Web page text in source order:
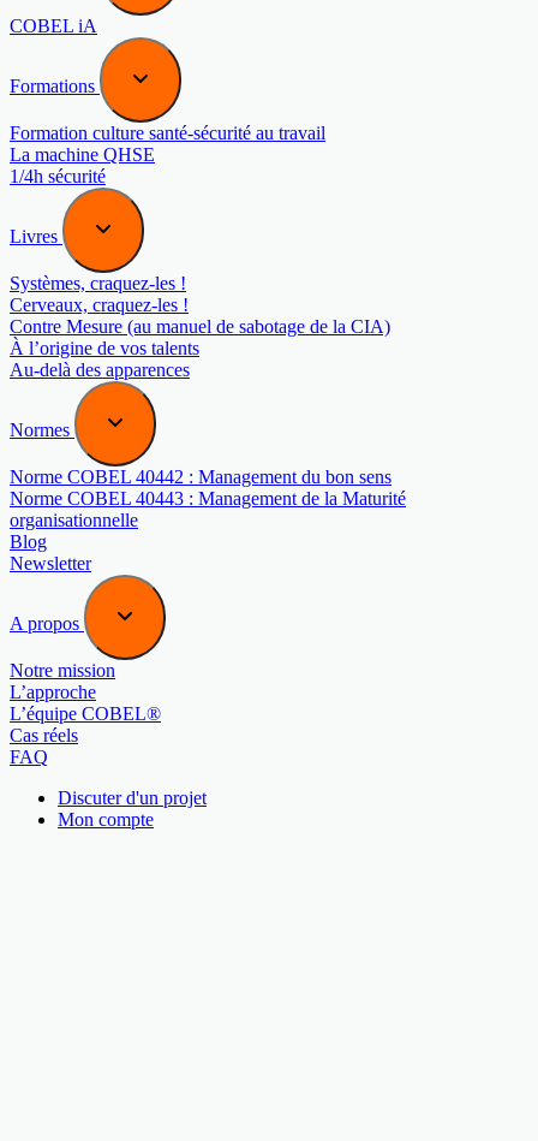
COBEL iA
Formations
Formation culture santé-sécurité au travail
La machine QHSE
1/4h sécurité
Livres
Systèmes, craquez-les !
Cerveaux, craquez-les !
Contre Mesure (au manuel de sabotage de la CIA)
À l’origine de vos talents
Au-delà des apparences
Normes
Norme COBEL 40442 : Management du bon sens
Norme COBEL 40443 : Management de la Maturité
organisationnelle
Blog
Newsletter
A propos
Notre mission
L’approche
L’équipe COBEL®
Cas réels
FAQ
Discuter d'un projet
Mon compte